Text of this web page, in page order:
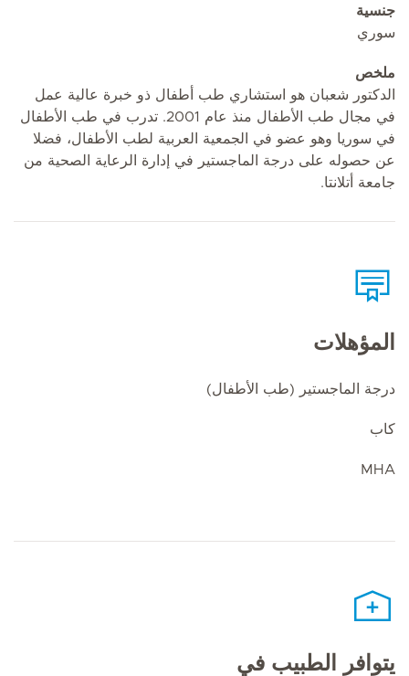
جنسية
سوري
ملخص
الدكتور شعبان هو استشاري طب أطفال ذو خبرة عالية عمل
في مجال طب الأطفال منذ عام 2001. تدرب في طب الأطفال
في سوريا وهو عضو في الجمعية العربية لطب الأطفال، فضلا
عن حصوله على درجة الماجستير في إدارة الرعاية الصحية من
جامعة أتلانتا.
المؤهلات
درجة الماجستير (طب الأطفال)
كاب
MHA
يتوافر الطبيب في